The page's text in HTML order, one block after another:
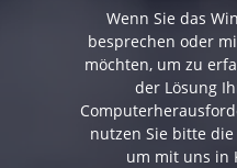
Wenn Sie das
besprechen oder
möchten, um zu
der Lösung
nutzen Sie bitte die
um mit uns in